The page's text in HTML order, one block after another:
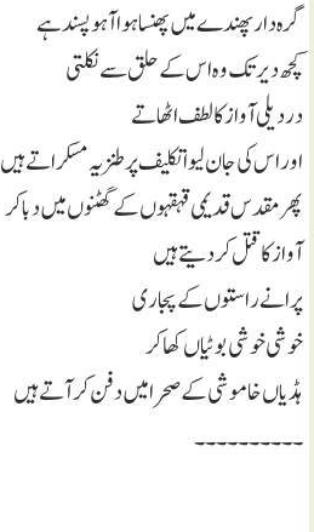
گرہ دار پھندے میں پھنسا ہوا آہو پسند ہے
کچھ دیر تک وہ اس کے حلق سے نکلتی
دردیلی آواز کا لطف اٹھاتے
اور اس کی جان لیوا تکلیف پر طنزیہ مسکراتے ہیں
پھر مقدس قدیمی قہقہوں کے گھٹنوں میں دبا کر
آواز کا قتل کر دیتے ہیں
پرانے راستوں کے پجاری
خوشی خوشی بوٹیاں کھا کر
ہڈیاں خاموشی کے صحرا میں دفن کر آتے ہیں
۔۔۔۔۔۔۔۔۔۔